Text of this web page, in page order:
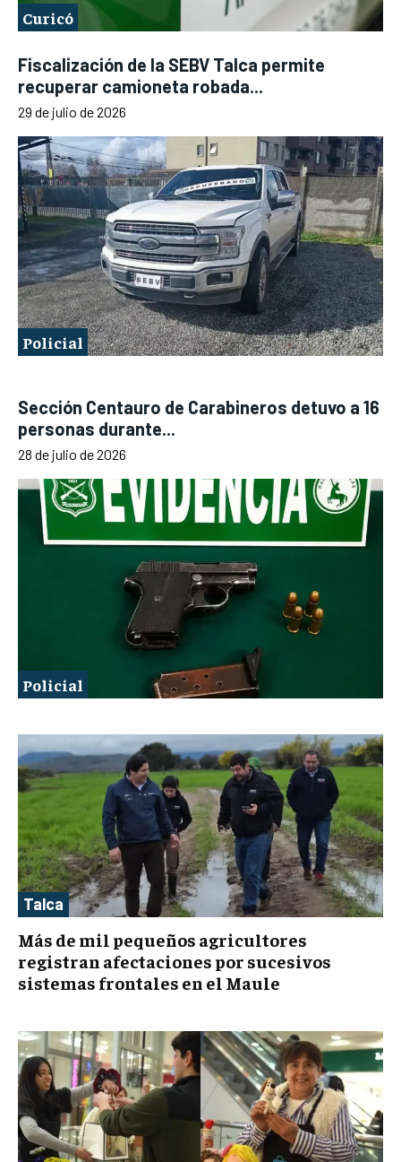
Curicó
Fiscalización de la SEBV Talca permite
recuperar camioneta robada...
29 de julio de 2026
Policial
Sección Centauro de Carabineros detuvo a 16
personas durante...
28 de julio de 2026
Policial
Talca
Más de mil pequeños agricultores
registran afectaciones por sucesivos
sistemas frontales en el Maule